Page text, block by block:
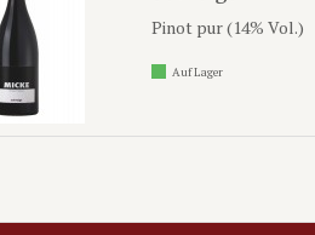
Pinot pur (14% Vol.)
Auf Lager